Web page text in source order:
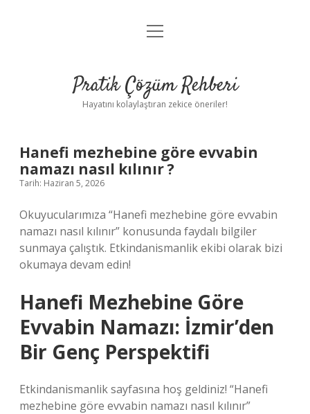
Anasayfa
Yasal Uyarı
menüyü
Pratik Çözüm Rehberi
Hayatını kolaylaştıran zekice öneriler!
Hanefi mezhebine göre evvabin
namazı nasıl kılınır ?
Tarih: Haziran 5, 2026
Okuyucularımıza “Hanefi mezhebine göre evvabin
namazı nasıl kılınır” konusunda faydalı bilgiler
sunmaya çalıştık. Etkindanismanlik ekibi olarak bizi
okumaya devam edin!
Hanefi Mezhebine Göre
Evvabin Namazı: İzmir’den
Bir Genç Perspektifi
Etkindanismanlik sayfasına hoş geldiniz! “Hanefi
mezhebine göre evvabin namazı nasıl kılınır”